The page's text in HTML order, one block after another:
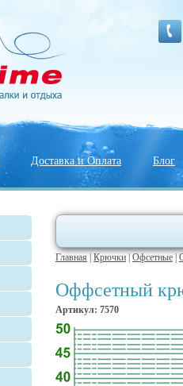
Доставка и Оплата Блог
Главная Крючки Офсетные
Оффсетный
Артикул: 7570